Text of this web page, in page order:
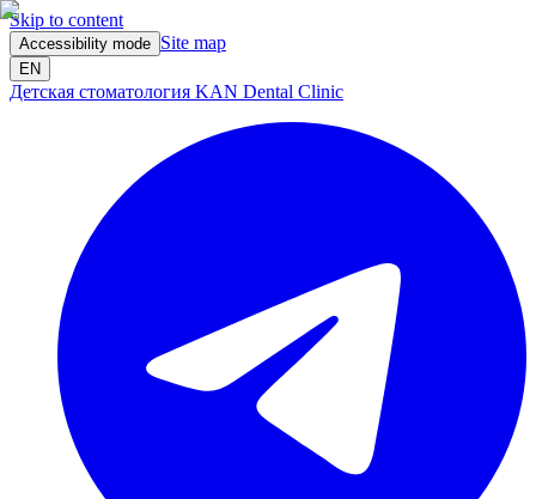
Skip to content
Accessibility mode Site map
EN
Детская стоматология KAN Dental Clinic